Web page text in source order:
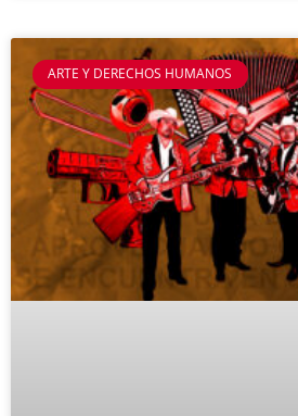
ARTE Y DERECHOS HUMANOS